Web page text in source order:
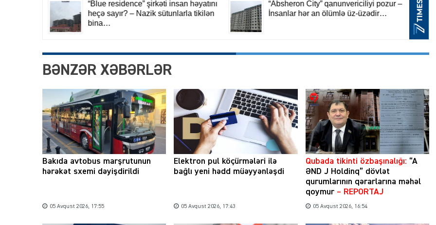
BƏNZƏR XƏBƏRLƏR
Bakıda avtobus marşrutunun
hərəkət sxemi dəyişdirildi
05 Avqust 2026, 17:55
Elektron pul köçürmələri ilə
bağlı yeni hədd müəyyənləşdi
05 Avqust 2026, 17:43
Qubada tikinti özbaşınalığı: “A
ƏND J Holdinq” dövlət
qurumlarının qərarlarına məhəl
qoymur – REPORTAJ
05 Avqust 2026, 16:54